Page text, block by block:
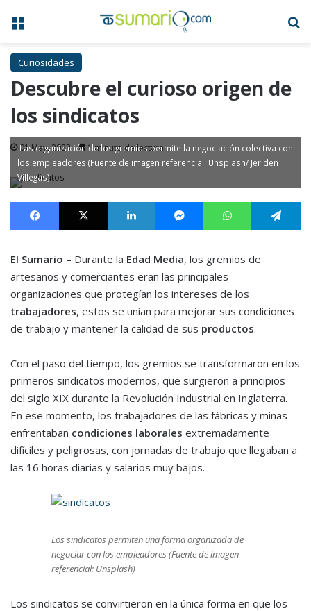
Menú
Curiosidades
Descubre el curioso origen de
los sindicatos
01 May, 2023 1 minuto de lectura
Las organización de los gremios permite la negociación colectiva con
los empleadores (Fuente de imagen referencial: Unsplash/ Jeriden
Villegas)
Facebook X LinkedIn MessengerWhatsApp
El Sumario – Durante la Edad Media, los gremios de
artesanos y comerciantes eran las principales
organizaciones que protegían los intereses de los
trabajadores, estos se unían para mejorar sus condiciones
de trabajo y mantener la calidad de sus productos.
Con el paso del tiempo, los gremios se transformaron en los
primeros sindicatos modernos, que surgieron a principios
del siglo XIX durante la Revolución Industrial en Inglaterra.
En ese momento, los trabajadores de las fábricas y minas
enfrentaban condiciones laborales extremadamente
difíciles y peligrosas, con jornadas de trabajo que llegaban a
las 16 horas diarias y salarios muy bajos.
Los sindicatos permiten una forma organizada de
negociar con los empleadores (Fuente de imagen
referencial: Unsplash)
Los sindicatos se convirtieron en la única forma en que los